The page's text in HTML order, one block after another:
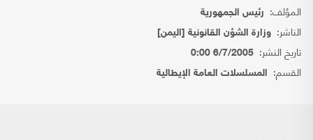
المؤلف: رئيس الجمهورية
الناشر: وزارة الشؤن القانونية [اليمن]
تاريخ النشر: 6/7/2005 0:00
القسم: المسلسلات العامة الإيطالية